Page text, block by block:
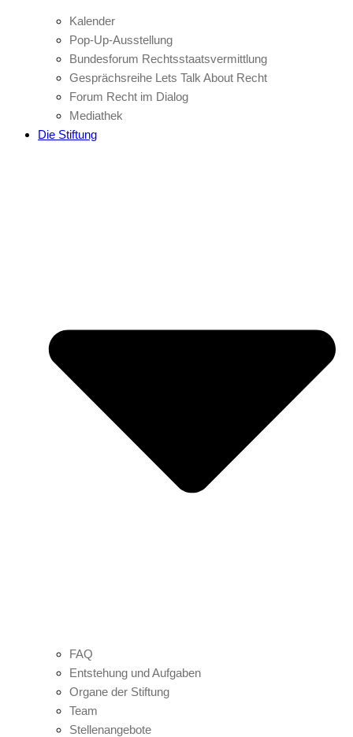
Kalender
Pop-Up-Ausstellung
Bundesforum Rechtsstaatsvermittlung
Gesprächsreihe Lets Talk About Recht
Forum Recht im Dialog
Mediathek
Die Stiftung
FAQ
Entstehung und Aufgaben
Organe der Stiftung
Team
Stellenangebote